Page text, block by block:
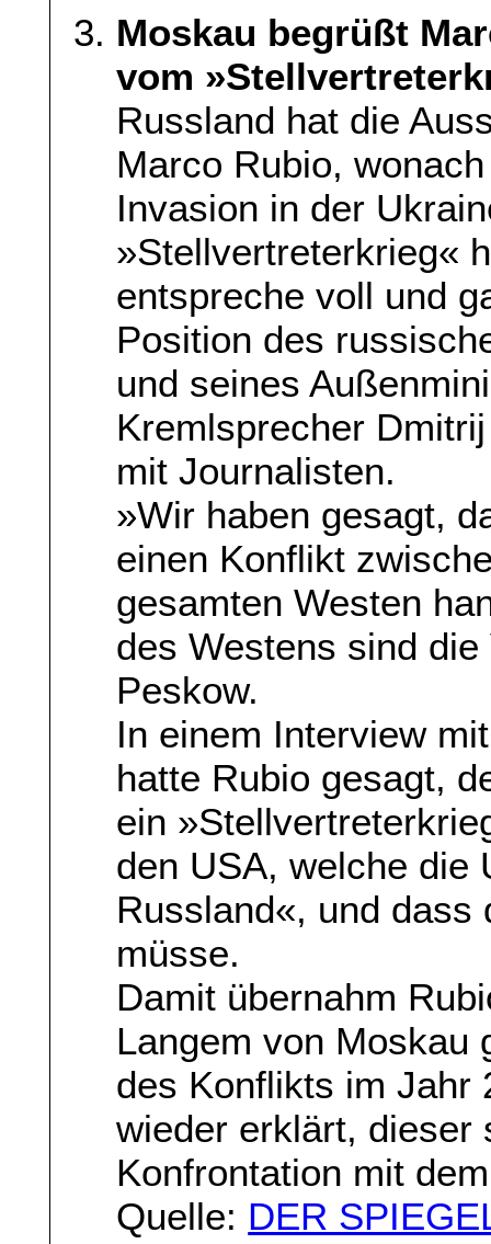
Moskau begrüßt
vom
Russland hat die
Marco Rubio,
Invasion in der
»Stellvertreterkrieg«
entspreche voll und
Position des
und seines
Kremlsprecher
mit Journalisten.
»Wir haben gesagt,
einen Konflikt
gesamten Westen
des Westens sind
Peskow.
In einem Interview
hatte Rubio gesagt,
ein
den USA, welche die
Russland«, und dass
müsse.
Damit übernahm
Langem von Moskau
des Konflikts im Jahr
wieder erklärt, dieser
Konfrontation mit
Quelle: DER